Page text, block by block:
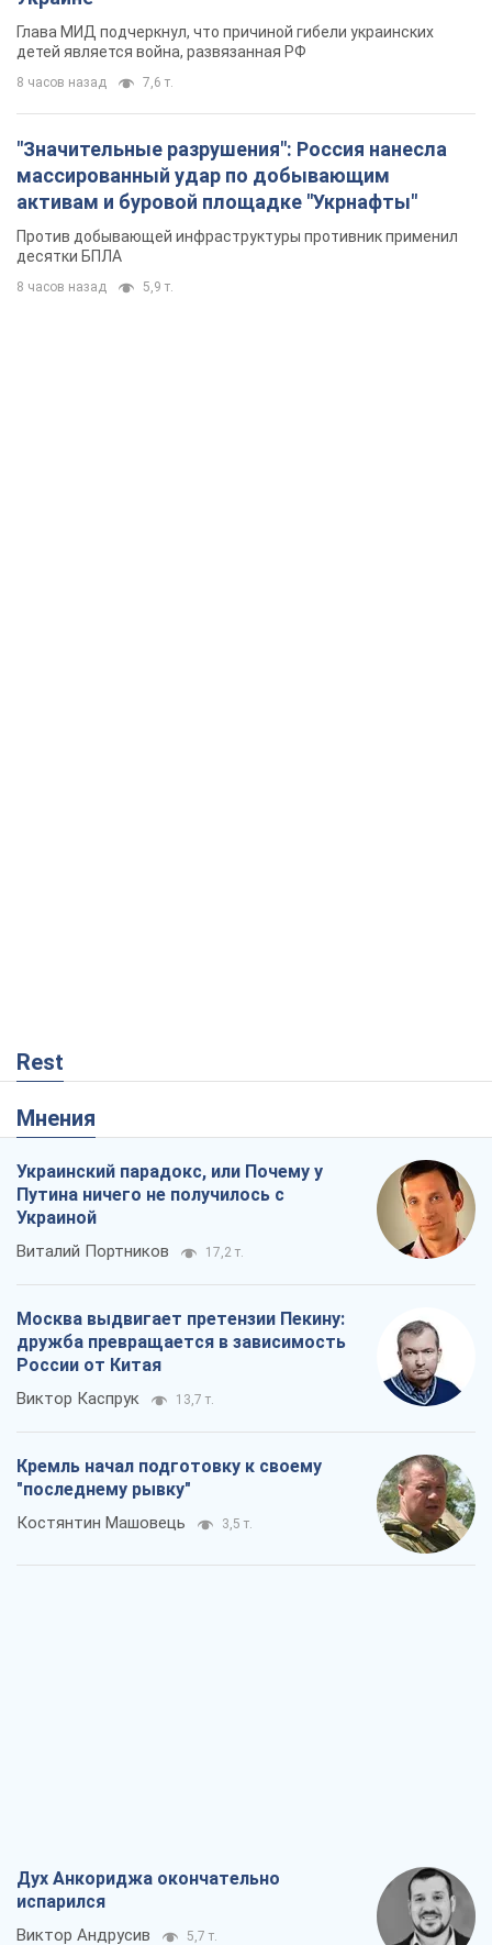
Глава МИД подчеркнул, что причиной гибели украинских
детей является война, развязанная РФ
8 часов назад 7,6 т.
"Значительные разрушения": Россия нанесла
массированный удар по добывающим
активам и буровой площадке "Укрнафты"
Против добывающей инфраструктуры противник применил
десятки БПЛА
8 часов назад 5,9 т.
Rest
Мнения
Украинский парадокс, или Почему у
Путина ничего не получилось с
Украиной
Виталий Портников 17,2 т.
Москва выдвигает претензии Пекину:
дружба превращается в зависимость
России от Китая
Виктор Каспрук 13,7 т.
Кремль начал подготовку к своему
"последнему рывку"
Костянтин Машовець 3,5 т.
Дух Анкориджа окончательно
испарился
Виктор Андрусив 5,7 т.